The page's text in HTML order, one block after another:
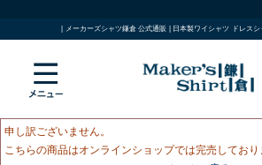
| メーカーズシャツ鎌倉 公式通販 | 日本製ワイシャツ ドレス
申し訳ございません。
こちらの商品はオンラインショップでは完売しており